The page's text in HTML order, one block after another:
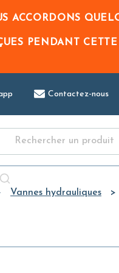
ACCORDONS
PENDANT
Contactez-nous
Vannes hydrauliques